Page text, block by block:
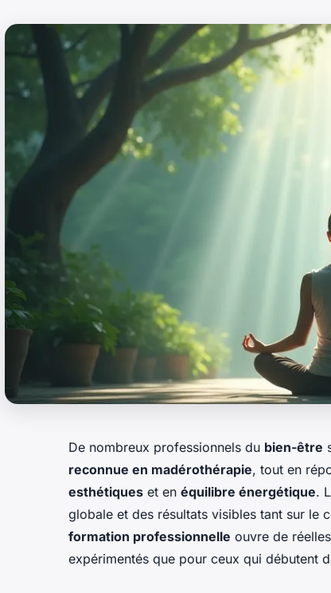
De nombreux professionnels du bien-être
reconnue en madérothérapie, tout en
esthétiques et en équilibre énergétique.
globale et des résultats visibles tant sur le
formation professionnelle ouvre de
expérimentés que pour ceux qui débutent